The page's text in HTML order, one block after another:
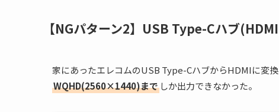
【NGパターン2】USB Type-Cハブ
家にあったエレコムのUSB Type-CハブからHDMIに変
WQHD(2560×1440)まで しか出力できなかった。